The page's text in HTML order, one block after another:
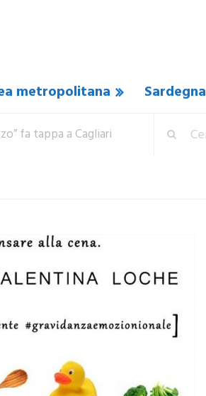
metropolitana Sardegna
fa tappa a Cagliari